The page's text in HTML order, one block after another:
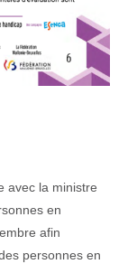
avec la ministre
en
afin
personnes en